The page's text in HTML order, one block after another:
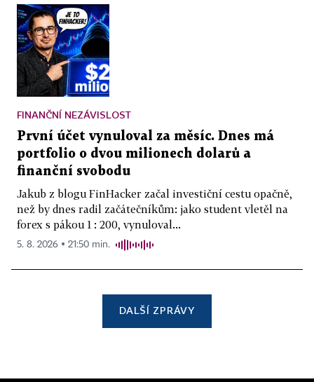
FINANČNÍ NEZÁVISLOST
První účet vynuloval za měsíc. Dnes má
portfolio o dvou milionech dolarů a
finanční svobodu
Jakub z blogu FinHacker začal investiční cestu opačně,
než by dnes radil začátečníkům: jako student vletěl na
forex s pákou 1 : 200, vynuloval...
5. 8. 2026 ▪ 21:50 min.
DALŠÍ ZPRÁVY